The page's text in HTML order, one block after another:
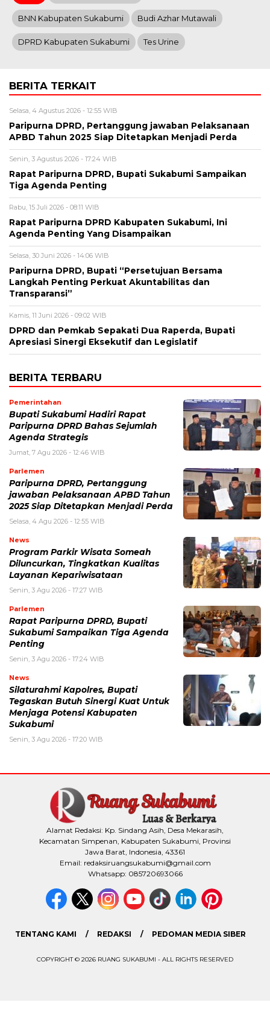
BNN Kabupaten Sukabumi Budi Azhar Mutawali
DPRD Kabupaten Sukabumi Tes Urine
BERITA TERKAIT
Selasa, 4 Agustus 2026 - 12:55 WIB
Paripurna DPRD, Pertanggung jawaban Pelaksanaan
APBD Tahun 2025 Siap Ditetapkan Menjadi Perda
Senin, 3 Agustus 2026 - 17:24 WIB
Rapat Paripurna DPRD, Bupati Sukabumi Sampaikan
Tiga Agenda Penting
Rabu, 15 Juli 2026 - 08:11 WIB
Rapat Paripurna DPRD Kabupaten Sukabumi, Ini
Agenda Penting Yang Disampaikan
Selasa, 30 Juni 2026 - 14:06 WIB
Paripurna DPRD, Bupati “Persetujuan Bersama
Langkah Penting Perkuat Akuntabilitas dan
Transparansi”
Kamis, 11 Juni 2026 - 09:02 WIB
DPRD dan Pemkab Sepakati Dua Raperda, Bupati
Apresiasi Sinergi Eksekutif dan Legislatif
BERITA TERBARU
Pemerintahan
Bupati Sukabumi Hadiri Rapat
Paripurna DPRD Bahas Sejumlah
Agenda Strategis
Jumat, 7 Agu 2026 - 12:46 WIB
Parlemen
Paripurna DPRD, Pertanggung
jawaban Pelaksanaan APBD Tahun
2025 Siap Ditetapkan Menjadi Perda
Selasa, 4 Agu 2026 - 12:55 WIB
News
Program Parkir Wisata Someah
Diluncurkan, Tingkatkan Kualitas
Layanan Kepariwisataan
Senin, 3 Agu 2026 - 17:27 WIB
Parlemen
Rapat Paripurna DPRD, Bupati
Sukabumi Sampaikan Tiga Agenda
Penting
Senin, 3 Agu 2026 - 17:24 WIB
News
Silaturahmi Kapolres, Bupati
Tegaskan Butuh Sinergi Kuat Untuk
Menjaga Potensi Kabupaten
Sukabumi
Senin, 3 Agu 2026 - 17:20 WIB
Alamat Redaksi: Kp. Sindang Asih, Desa Mekarasih,
Kecamatan Simpenan, Kabupaten Sukabumi, Provinsi
Jawa Barat, Indonesia, 43361
Email: redaksiruangsukabumi@gmail.com
Whatsapp: 085720693066
TENTANG KAMI REDAKSI PEDOMAN MEDIA SIBER
COPYRIGHT © 2026 RUANG SUKABUMI - ALL RIGHTS RESERVED